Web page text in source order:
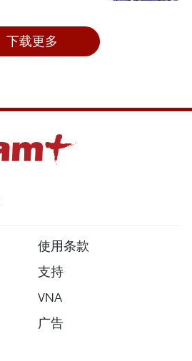
下载更多
使用条款
支持
VNA
广告